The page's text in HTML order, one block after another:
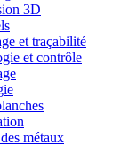
3D
et traçabilité
et contrôle
métaux